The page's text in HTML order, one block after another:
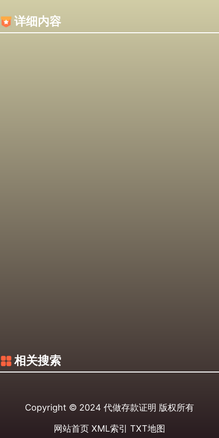
详细内容
相关搜索
Copyright © 2024 代做存款证明 版权所有
网站首页 XML索引 TXT地图